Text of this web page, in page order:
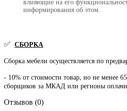
влияющие на его
информирования об этом.
✅ СБОРКА
Сборка мебели осуществляется по
- 10% от стоимости товар, но не менее
сборщиков за МКАД или регионы
Отзывов (0)